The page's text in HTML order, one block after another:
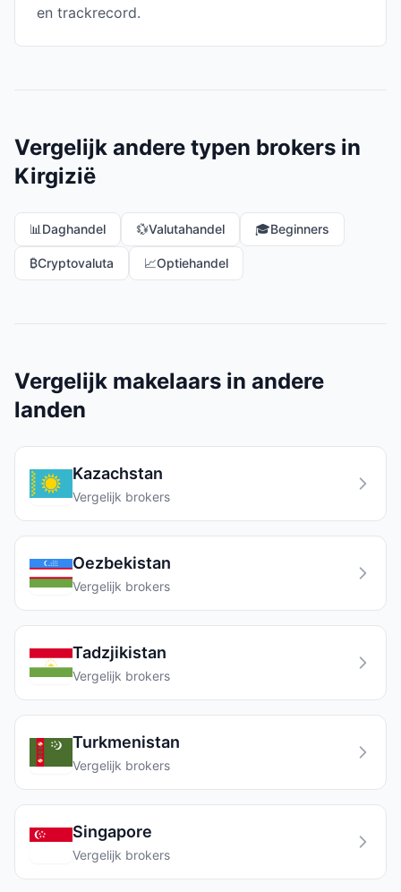
en trackrecord.
Vergelijk andere typen brokers in
Kirgizië
📊 Daghandel 💱Valutahandel 🎓Beginners
₿Cryptovaluta 📈Optiehandel
Vergelijk makelaars in andere
landen
Kazachstan
Vergelijk brokers
Oezbekistan
Vergelijk brokers
Tadzjikistan
Vergelijk brokers
Turkmenistan
Vergelijk brokers
Singapore
Vergelijk brokers